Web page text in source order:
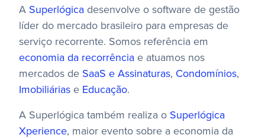
A Superlógica desenvolve o software de gestão
líder do mercado brasileiro para empresas de
serviço recorrente. Somos referência em
economia da recorrência e atuamos nos
mercados de SaaS e Assinaturas, Condomínios,
Imobiliárias e Educação.
A Superlógica também realiza o Superlógica
Xperience, maior evento sobre a economia da